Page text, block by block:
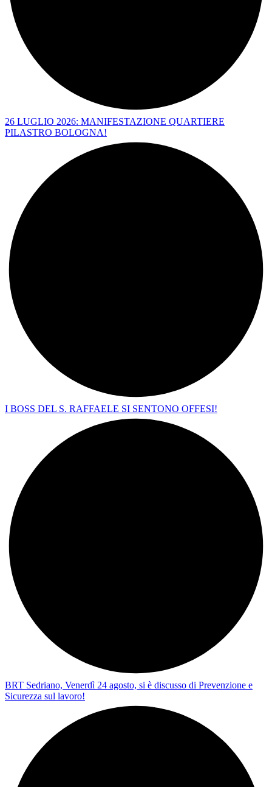
26 LUGLIO 2026: MANIFESTAZIONE QUARTIERE
PILASTRO BOLOGNA!
I BOSS DEL S. RAFFAELE SI SENTONO OFFESI!
BRT Sedriano, Venerdì 24 agosto, si è discusso di Prevenzione e
Sicurezza sul lavoro!